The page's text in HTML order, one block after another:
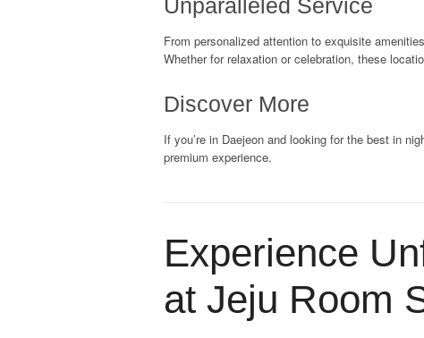
Unparalleled Service
From personalized attention to exquisite
Whether for relaxation or celebration, these
Discover More
If you’re in Daejeon and looking for the best in
premium experience.
Experience
at Jeju Room